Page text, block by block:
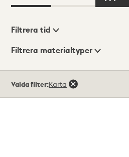
Visningsläge
Filtrera tid
Filtrera materialtyper
träffar
Valda filter:Karta